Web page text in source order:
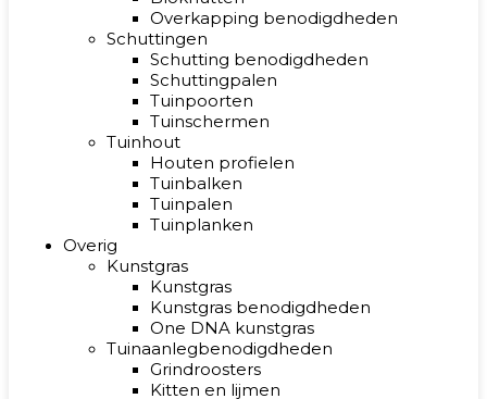
Overkapping benodigdheden
Schuttingen
Schutting benodigdheden
Schuttingpalen
Tuinpoorten
Tuinschermen
Tuinhout
Houten profielen
Tuinbalken
Tuinpalen
Tuinplanken
Overig
Kunstgras
Kunstgras
Kunstgras benodigdheden
One DNA kunstgras
Tuinaanlegbenodigdheden
Grindroosters
Kitten en lijmen